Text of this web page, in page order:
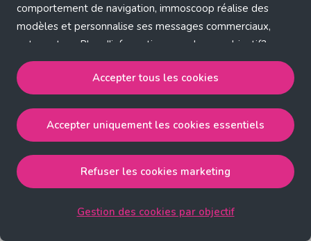
comportement de navigation, immoscoop réalise des
modèles et personnalise ses messages commerciaux,
entre autres. Plus d'informations sur chaque objectif?
Cliquez sur 'Gestion des cookies par objectif'.
Notre politique de cookies
Accepter tous les cookies
strictement nécessaires, performance, fonctionnalité et
publicité ciblée.
Accepter uniquement les cookies essentielsaccepte
les cookies strictement nécessaires.
Accepter tous les cookies
Accepter uniquement les cookies essentiels
Refuser les cookies marketing
Gestion des cookies par objectif